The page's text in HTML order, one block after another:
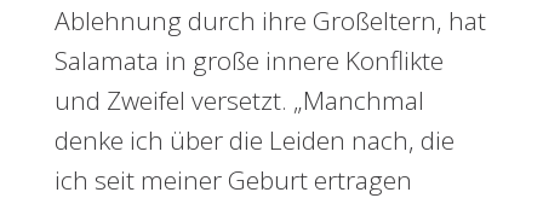
Ablehnung durch ihre Großeltern, hat
Salamata in große innere Konflikte
und Zweifel versetzt. „Manchmal
denke ich über die Leiden nach, die
ich seit meiner Geburt ertragen